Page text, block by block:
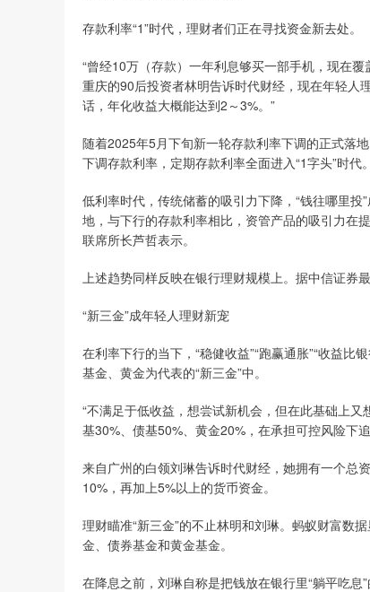
存款利率“1”时代，理财者们正在寻找资金新去处。
“曾经10万（存款）一年利息够买一部手机，现在
重庆的90后投资者林明告诉时代财经，现在年轻人
话，年化收益大概能达到2～3%。”
随着2025年5月下旬新一轮存款利率下调的正式落
下调存款利率，定期存款利率全面进入“1字头”时代。
低利率时代，传统储蓄的吸引力下降，“钱往哪里投
地，与下行的存款利率相比，资管产品的吸引力在
联席所长芦哲表示。
上述趋势同样反映在银行理财规模上。据中信证券
“新三金”成年轻人理财新宠
在利率下行的当下，“稳健收益”“跑赢通胀”“收益
基金、黄金为代表的“新三金”中。
“不满足于低收益，想尝试新机会，但在此基础上
基30%、债基50%、黄金20%，在承担可控风险下
来自广州的白领刘琳告诉时代财经，她拥有一个总
10%，再加上5%以上的货币资金。
理财瞄准“新三金”的不止林明和刘琳。蚂蚁财富数
金、债券基金和黄金基金。
在降息之前，刘琳自称是把钱放在银行里“躺平吃